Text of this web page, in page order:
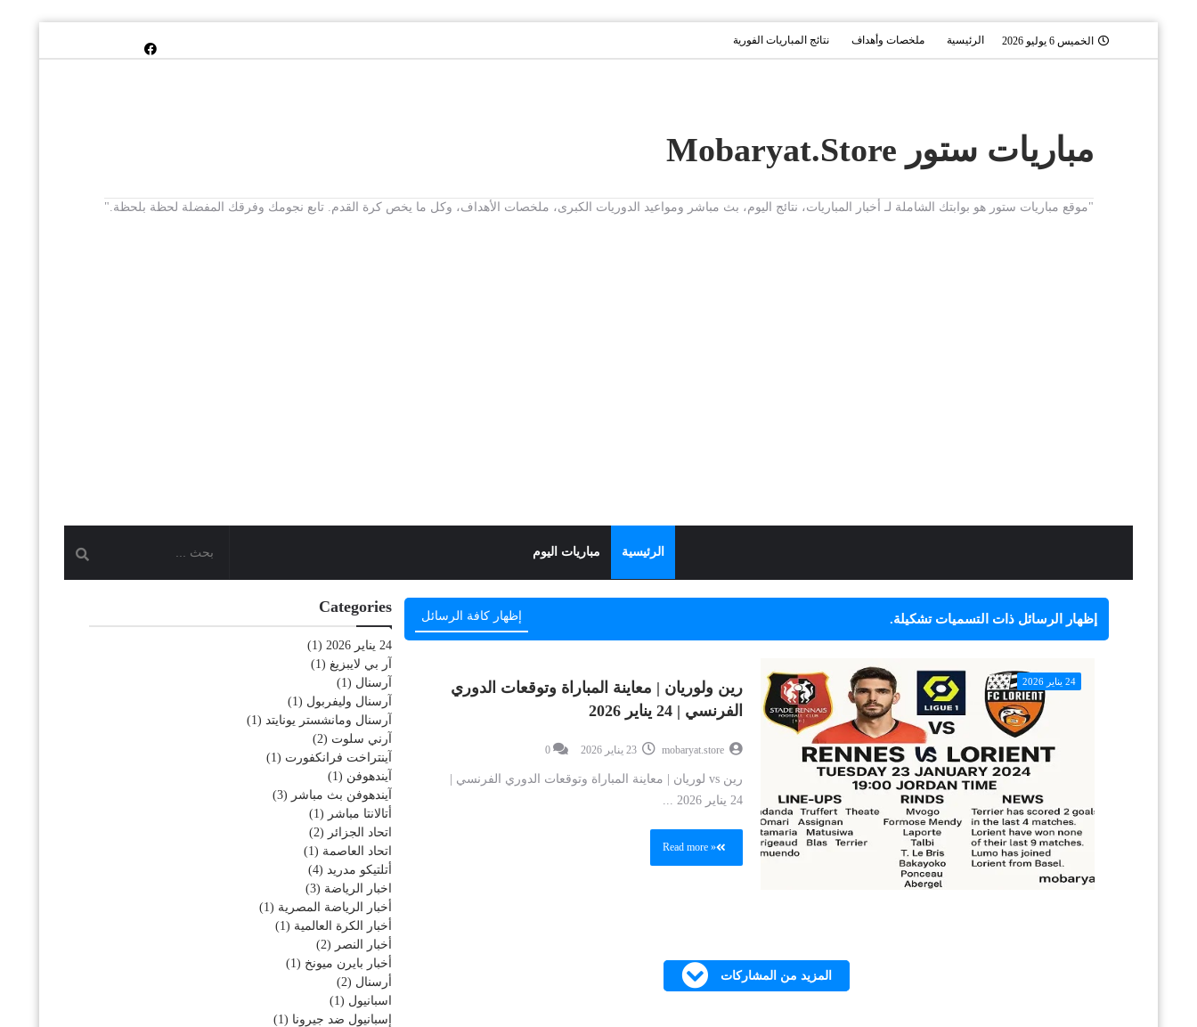
الخميس 6 يوليو 2026 الرئيسية ملخصات وأهداف نتائج المباريات الفورية
مباريات ستور Mobaryat.Store
"موقع مباريات ستور هو بوابتك الشاملة لـ أخبار المباريات، نتائج اليوم، بث مباشر ومواعيد الدوريات الكبرى، ملخصات الأهداف، وكل ما يخص كرة القدم. تابع نجومك وفرقك المفضلة لحظة بلحظة."
الرئيسية مباريات اليوم
‏إظهار الرسائل ذات التسمياتتشكيلة. إظهار كافة الرسائل
24 يناير 2026
رين ولوريان | معاينة المباراة وتوقعات الدوري
الفرنسي | 24 يناير 2026
mobaryat.store 23 يناير 2026 0
رين vs لوريان | معاينة المباراة وتوقعات الدوري الفرنسي |
24 يناير 2026 ...
Read more »
المزيد من المشاركات
Categories
24 يناير 2026
(1)
آر بي لايبزيغ (1)
آرسنال (1)
آرسنال وليفربول (1)
آرسنال ومانشستر يونايتد (1)
آرني سلوت (2)
آينتراخت فرانكفورت (1)
آيندهوفن (1)
آيندهوفن بث مباشر (3)
أتالانتا مباشر (1)
اتحاد الجزائر (2)
اتحاد العاصمة (1)
أتلتيكو مدريد (4)
اخبار الرياضة (3)
أخبار الرياضة المصرية (1)
أخبار الكرة العالمية (1)
أخبار النصر (2)
أخبار بايرن ميونخ (1)
أرسنال (2)
اسبانيول (1)
إسبانيول ضد جيرونا (1)